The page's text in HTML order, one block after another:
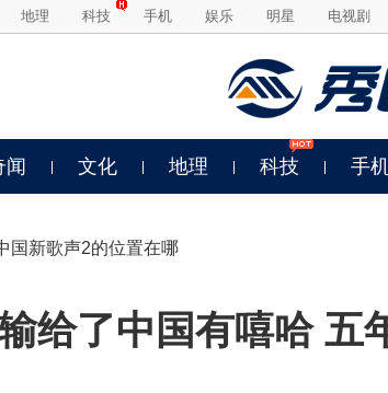
地理 科技 手机 娱乐 明星 电视剧
闻 文化 地理 科技 手
国新歌声2的位置在哪
给了中国有嘻哈 五